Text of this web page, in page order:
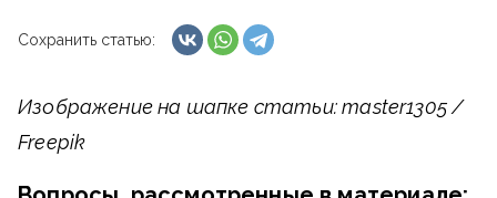
Сохранить статью:
Изображение на шапке статьи: master1305 /
Freepik